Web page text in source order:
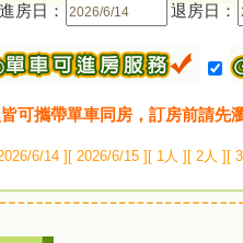
房日： 退房日：
可攜帶單車同房，訂房前請先
6/14 ][ 2026/6/15 ][ 1人 ][ 2人 ][